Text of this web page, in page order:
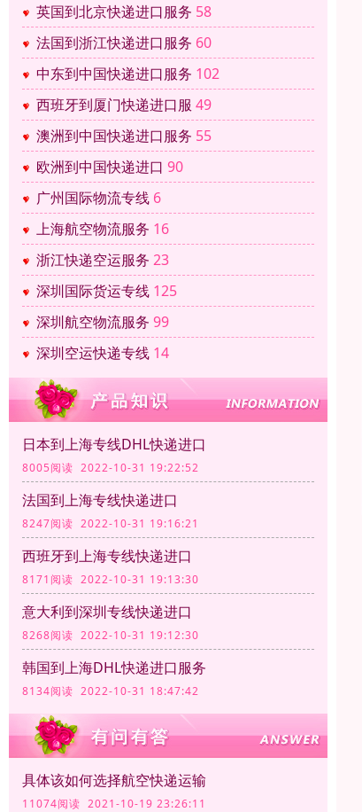
英国到北京快递进口服务 58
法国到浙江快递进口服务 60
中东到中国快递进口服务 102
西班牙到厦门快递进口服 49
澳洲到中国快递进口服务 55
欧洲到中国快递进口 90
广州国际物流专线 6
上海航空物流服务 16
浙江快递空运服务 23
深圳国际货运专线 125
深圳航空物流服务 99
深圳空运快递专线 14
日本到上海专线DHL快递进口
8005阅读 2022-10-31 19:22:52
法国到上海专线快递进口
8247阅读 2022-10-31 19:16:21
西班牙到上海专线快递进口
8171阅读 2022-10-31 19:13:30
意大利到深圳专线快递进口
8268阅读 2022-10-31 19:12:30
韩国到上海DHL快递进口服务
8134阅读 2022-10-31 18:47:42
具体该如何选择航空快递运输
11074阅读 2021-10-19 23:26:11